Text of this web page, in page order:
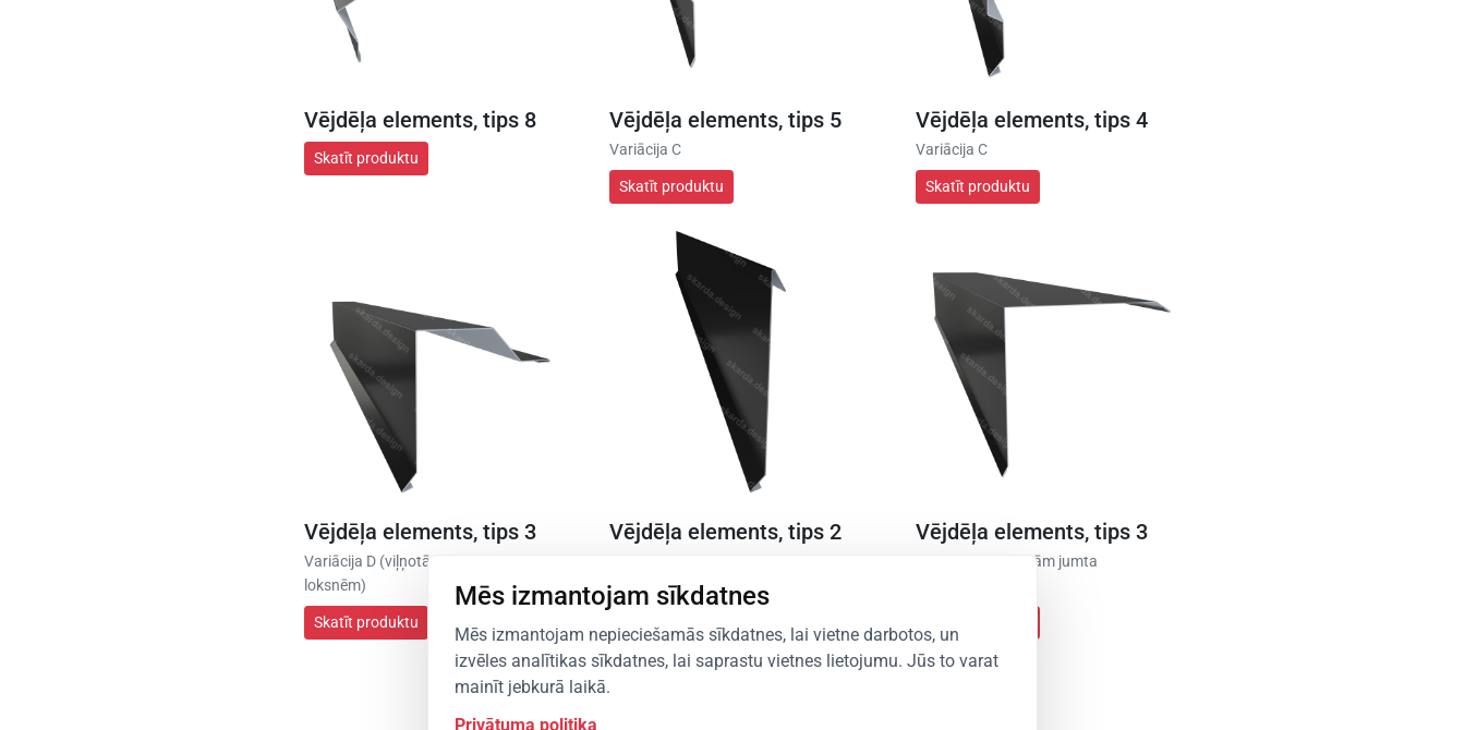
Vējdēļa elements, tips 8
Skatīt produktu
Vējdēļa elements, tips 5
Variācija C
Skatīt produktu
Vējdēļa elements, tips 4
Variācija C
Skatīt produktu
Vējdēļa elements, tips 3
Variācija D (viļņotām jumta
loksnēm)
Skatīt produktu
Vējdēļa elements, tips 2
Skatīt produktu
Vējdēļa elements, tips 3
Variācija A (viļņotām jumta
Mēs izmantojam sīkdatnes
Mēs izmantojam nepieciešamās sīkdatnes, lai vietne darbotos, un
izvēles analītikas sīkdatnes, lai saprastu vietnes lietojumu. Jūs to varat
mainīt jebkurā laikā.
Privātuma politika